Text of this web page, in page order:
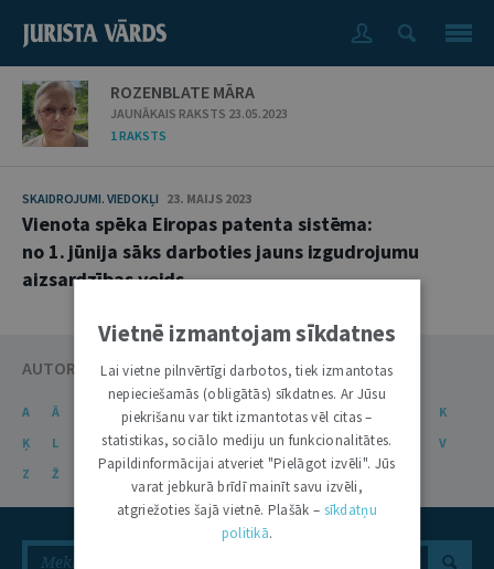
ROZENBLATE MĀRA
JAUNĀKAIS RAKSTS 23.05.2023
1 RAKSTS
SKAIDROJUMI. VIEDOKĻI 23. MAIJS 2023
Vienota spēka Eiropas patenta sistēma:
no 1. jūnija sāks darboties jauns izgudrojumu
aizsardzības veids
AUTORU KATALOGS
A Ā Č D E Ē F G Ģ H
K
Ķ
L M N Ņ O P R S Š T U
V
Z
Ž
Vietnē izmantojam sīkdatnes
Lai vietne pilnvērtīgi darbotos, tiek izmantotas
nepieciešamās (obligātās) sīkdatnes. Ar Jūsu
piekrišanu var tikt izmantotas vēl citas –
statistikas, sociālo mediju un funkcionalitātes.
Papildinformācijai atveriet "Pielāgot izvēli". Jūs
varat jebkurā brīdī mainīt savu izvēli,
atgriežoties šajā vietnē. Plašāk – sīkdatņu
politikā.